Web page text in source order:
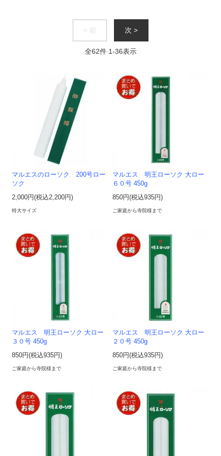
< 前 次 >
全62件 1-36表示
マルエスのローソク 200号ロー
ソク
2,000円(税込2,200円)
特大サイズ
マルエス 明王ローソク 大ロー
６０号 450g
850円(税込935円)
ご家庭から寺院様まで
マルエス 明王ローソク 大ロー
３０号 450g
850円(税込935円)
ご家庭から寺院様まで
マルエス 明王ローソク 大ロー
２０号 450g
850円(税込935円)
ご家庭から寺院様まで